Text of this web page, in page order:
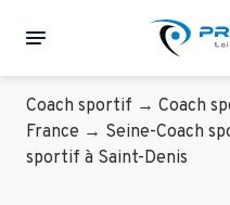
Coach sportif → Coach
France → Seine-Coach
sportif à Saint-Denis